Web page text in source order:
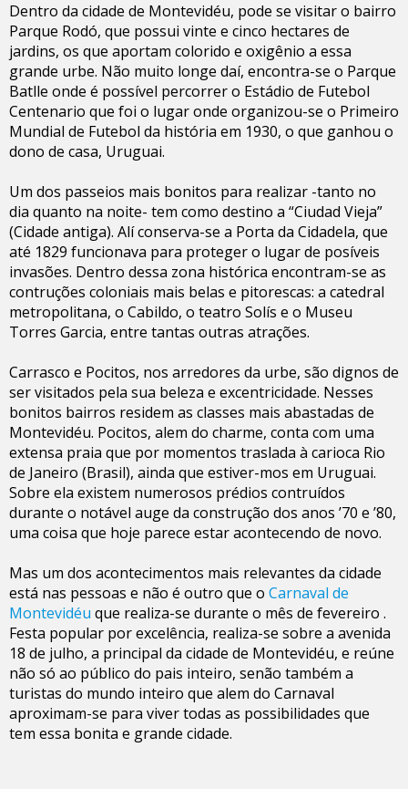
Dentro da cidade de Montevidéu, pode se visitar o bairro
Parque Rodó, que possui vinte e cinco hectares de
jardins, os que aportam colorido e oxigênio a essa
grande urbe. Não muito longe daí, encontra-se o Parque
Batlle onde é possível percorrer o Estádio de Futebol
Centenario que foi o lugar onde organizou-se o Primeiro
Mundial de Futebol da história em 1930, o que ganhou o
dono de casa, Uruguai.
Um dos passeios mais bonitos para realizar -tanto no
dia quanto na noite- tem como destino a “Ciudad Vieja”
(Cidade antiga). Alí conserva-se a Porta da Cidadela, que
até 1829 funcionava para proteger o lugar de posíveis
invasões. Dentro dessa zona histórica encontram-se as
contruções coloniais mais belas e pitorescas: a catedral
metropolitana, o Cabildo, o teatro Solís e o Museu
Torres Garcia, entre tantas outras atrações.
Carrasco e Pocitos, nos arredores da urbe, são dignos de
ser visitados pela sua beleza e excentricidade. Nesses
bonitos bairros residem as classes mais abastadas de
Montevidéu. Pocitos, alem do charme, conta com uma
extensa praia que por momentos traslada à carioca Rio
de Janeiro (Brasil), ainda que estiver-mos em Uruguai.
Sobre ela existem numerosos prédios contruídos
durante o notável auge da construção dos anos ’70 e ’80,
uma coisa que hoje parece estar acontecendo de novo.
Mas um dos acontecimentos mais relevantes da cidade
está nas pessoas e não é outro que o Carnaval de
Montevidéu que realiza-se durante o mês de fevereiro .
Festa popular por excelência, realiza-se sobre a avenida
18 de julho, a principal da cidade de Montevidéu, e reúne
não só ao público do pais inteiro, senão também a
turistas do mundo inteiro que alem do Carnaval
aproximam-se para viver todas as possibilidades que
tem essa bonita e grande cidade.